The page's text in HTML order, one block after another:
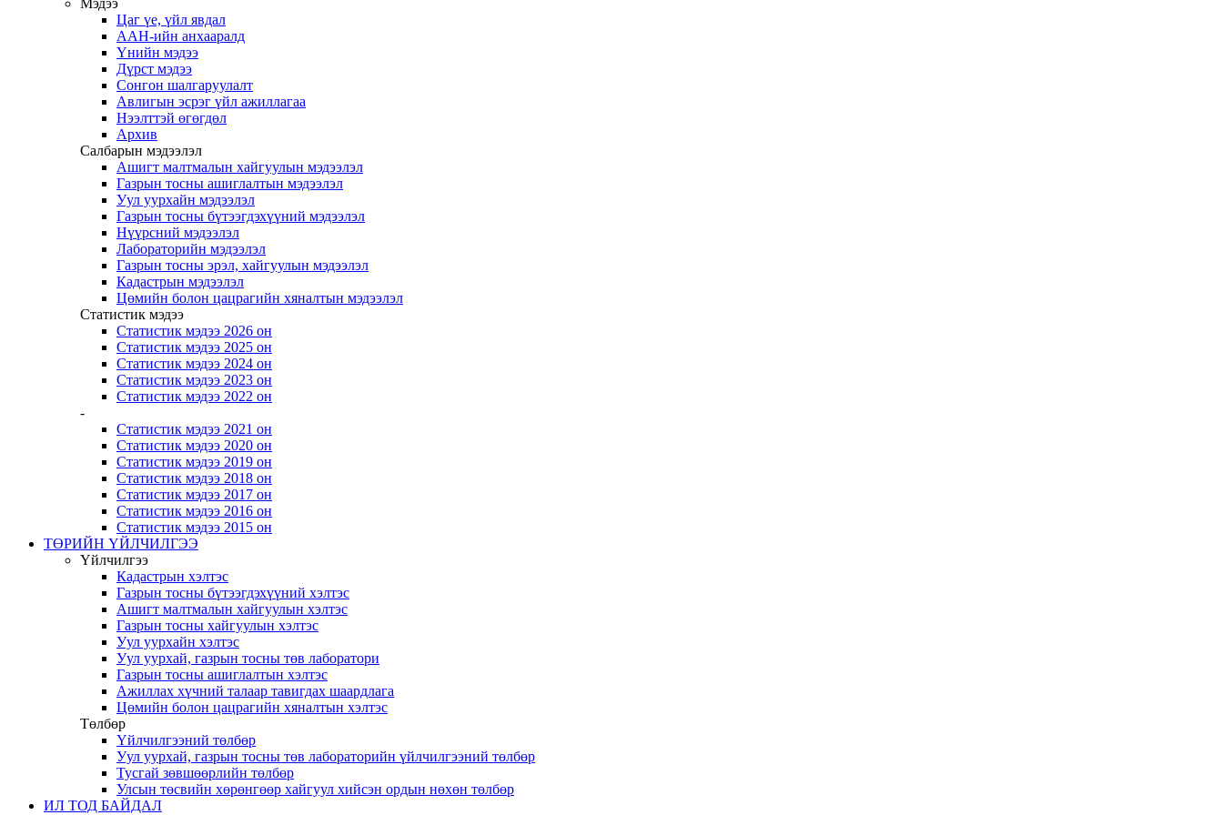
Мэдээ
Цаг үе, үйл явдал
ААН-ийн анхааралд
Үнийн мэдээ
Дүрст мэдээ
Сонгон шалгаруулалт
Авлигын эсрэг үйл ажиллагаа
Нээлттэй өгөгдөл
Архив
Салбарын мэдээлэл
Ашигт малтмалын хайгуулын мэдээлэл
Газрын тосны ашиглалтын мэдээлэл
Уул уурхайн мэдээлэл
Газрын тосны бүтээгдэхүүний мэдээлэл
Нүүрсний мэдээлэл
Лабораторийн мэдээлэл
Газрын тосны эрэл, хайгуулын мэдээлэл
Кадастрын мэдээлэл
Цөмийн болон цацрагийн хяналтын мэдээлэл
Статистик мэдээ
Статистик мэдээ 2026 он
Статистик мэдээ 2025 он
Статистик мэдээ 2024 он
Статистик мэдээ 2023 он
Статистик мэдээ 2022 он
-
Статистик мэдээ 2021 он
Статистик мэдээ 2020 он
Статистик мэдээ 2019 он
Статистик мэдээ 2018 он
Статистик мэдээ 2017 он
Статистик мэдээ 2016 он
Статистик мэдээ 2015 он
ТӨРИЙН ҮЙЛЧИЛГЭЭ
Үйлчилгээ
Кадастрын хэлтэс
Газрын тосны бүтээгдэхүүний хэлтэс
Ашигт малтмалын хайгуулын хэлтэс
Газрын тосны хайгуулын хэлтэс
Уул уурхайн хэлтэс
Уул уурхай, газрын тосны төв лаборатори
Газрын тосны ашиглалтын хэлтэс
Ажиллах хүчний талаар тавигдах шаардлага
Цөмийн болон цацрагийн хяналтын хэлтэс
Төлбөр
Үйлчилгээний төлбөр
Уул уурхай, газрын тосны төв лабораторийн үйлчилгээний төлбөр
Тусгай зөвшөөрлийн төлбөр
Улсын төсвийн хөрөнгөөр хайгуул хийсэн ордын нөхөн төлбөр
ИЛ ТОД БАЙДАЛ